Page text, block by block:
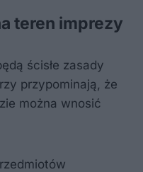
teren imprezy
ścisłe zasady
przypominają, że
można wnosić